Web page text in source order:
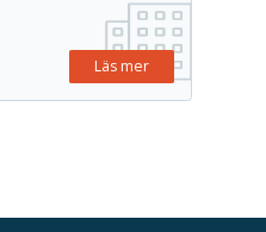
Läs mer